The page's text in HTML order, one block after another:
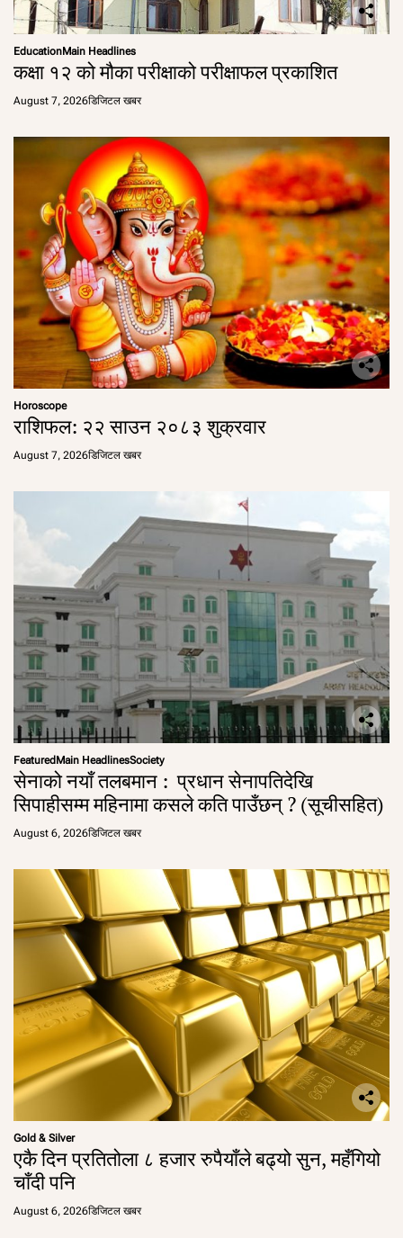
EducationMain Headlines
कक्षा १२ को मौका परीक्षाको परीक्षाफल प्रकाशित
August 7, 2026डिजिटल खबर
Horoscope
राशिफल: २२ साउन २०८३ शुक्रवार
August 7, 2026डिजिटल खबर
FeaturedMain HeadlinesSociety
सेनाको नयाँ तलबमान : प्रधान सेनापतिदेखि
सिपाहीसम्म महिनामा कसले कति पाउँछन् ? (सूचीसहित)
August 6, 2026डिजिटल खबर
Gold & Silver
एकै दिन प्रतितोला ८ हजार रुपैयाँले बढ्यो सुन, महँगियो
चाँदी पनि
August 6, 2026डिजिटल खबर